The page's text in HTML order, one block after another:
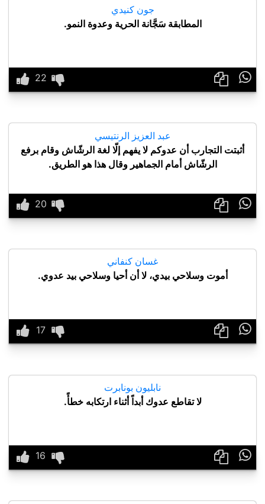
جون كنيدي
المطابقة سَجَّانة الحرية وعدوة النمو.

عبد العزيز الرنتيسي
أثبتت التجارب أن عدوكم لا يفهم إلّا لغة الرشّاش وقام برفع
الرشّاش أمام الجماهير وقال هذا هو الطريق.

غسان كنفاني
أموت وسلاحي بيدي، لا أن أحيا وسلاحي بيد عدوي.

نابليون بونابرت
لا تقاطع عدوك أبداً أثناء ارتكابه خطأً.
